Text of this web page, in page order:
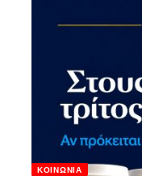
ΚΟΙΝΩΝΊΑ